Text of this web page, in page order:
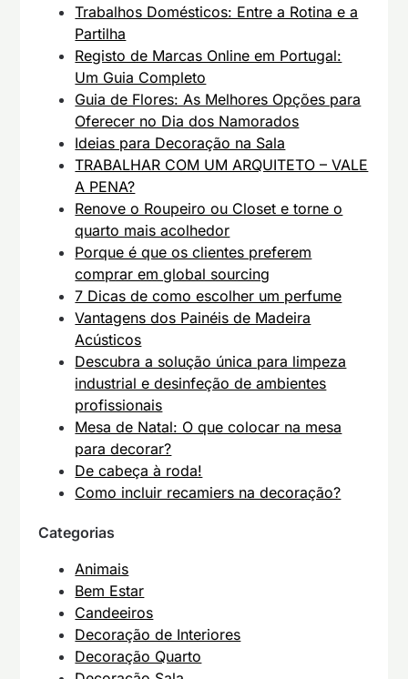
Trabalhos Domésticos: Entre a Rotina e a
Partilha
Registo de Marcas Online em Portugal:
Um Guia Completo
Guia de Flores: As Melhores Opções para
Oferecer no Dia dos Namorados
Ideias para Decoração na Sala
TRABALHAR COM UM ARQUITETO – VALE
A PENA?
Renove o Roupeiro ou Closet e torne o
quarto mais acolhedor
Porque é que os clientes preferem
comprar em global sourcing
7 Dicas de como escolher um perfume
Vantagens dos Painéis de Madeira
Acústicos
Descubra a solução única para limpeza
industrial e desinfeção de ambientes
profissionais
Mesa de Natal: O que colocar na mesa
para decorar?
De cabeça à roda!
Como incluir recamiers na decoração?
Categorias
Animais
Bem Estar
Candeeiros
Decoração de Interiores
Decoração Quarto